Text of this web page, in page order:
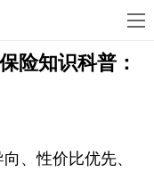
险知识科普：
、性价比优先、